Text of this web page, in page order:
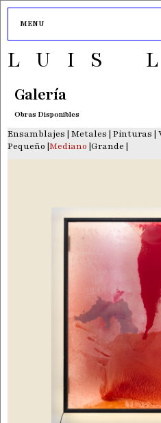
MENU
LUIS
Galería
Obras Disponibles
Ensamblajes | Metales | Pinturas |
Pequeño |Mediano |Grande |